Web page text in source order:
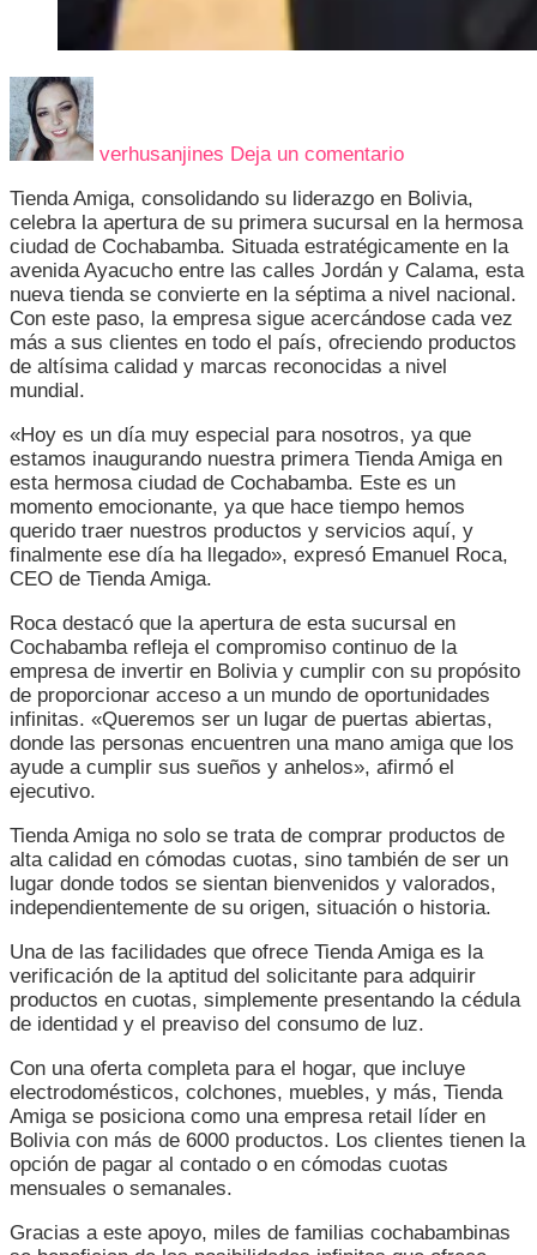
verhusanjines Deja un comentarioLLEGÓ
PARA
ABRIR
PUERTAS
A
UN
MUNDO
DE
Tienda Amiga, consolidando su liderazgo en Bolivia,
celebra la apertura de su primera sucursal en la hermosa
ciudad de Cochabamba. Situada estratégicamente en la
avenida Ayacucho entre las calles Jordán y Calama, esta
nueva tienda se convierte en la séptima a nivel nacional.
Con este paso, la empresa sigue acercándose cada vez
más a sus clientes en todo el país, ofreciendo productos
de altísima calidad y marcas reconocidas a nivel
mundial.
«Hoy es un día muy especial para nosotros, ya que
estamos inaugurando nuestra primera Tienda Amiga en
esta hermosa ciudad de Cochabamba. Este es un
momento emocionante, ya que hace tiempo hemos
querido traer nuestros productos y servicios aquí, y
finalmente ese día ha llegado», expresó Emanuel Roca,
CEO de Tienda Amiga.
Roca destacó que la apertura de esta sucursal en
Cochabamba refleja el compromiso continuo de la
empresa de invertir en Bolivia y cumplir con su propósito
de proporcionar acceso a un mundo de oportunidades
infinitas. «Queremos ser un lugar de puertas abiertas,
donde las personas encuentren una mano amiga que los
ayude a cumplir sus sueños y anhelos», afirmó el
ejecutivo.
Tienda Amiga no solo se trata de comprar productos de
alta calidad en cómodas cuotas, sino también de ser un
lugar donde todos se sientan bienvenidos y valorados,
independientemente de su origen, situación o historia.
Una de las facilidades que ofrece Tienda Amiga es la
verificación de la aptitud del solicitante para adquirir
productos en cuotas, simplemente presentando la cédula
de identidad y el preaviso del consumo de luz.
Con una oferta completa para el hogar, que incluye
electrodomésticos, colchones, muebles, y más, Tienda
Amiga se posiciona como una empresa retail líder en
Bolivia con más de 6000 productos. Los clientes tienen la
opción de pagar al contado o en cómodas cuotas
mensuales o semanales.
Gracias a este apoyo, miles de familias cochabambinas